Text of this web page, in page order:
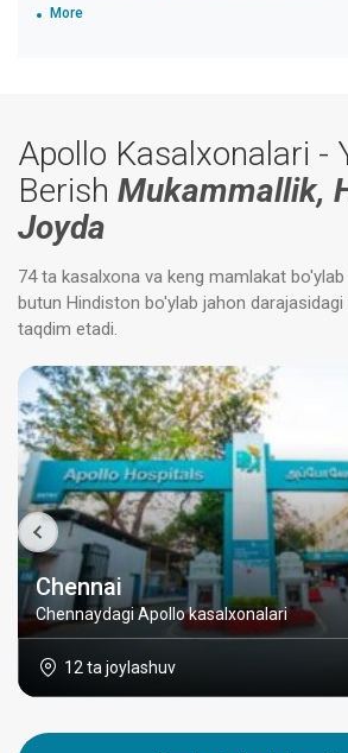
More
Apollo Kasalxonalari -
Berish Mukammallik,
Joyda
74 ta kasalxona va keng mamlakat
butun Hindiston bo'ylab jahon
taqdim etadi.
Chennai
Chennaydagi Apollo kasalxonalari
12 ta joylashuv